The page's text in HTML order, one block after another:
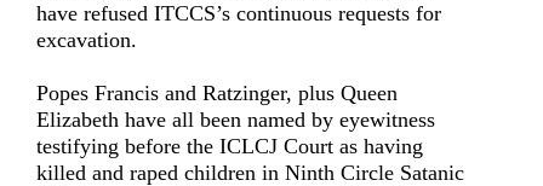
have refused ITCCS’s continuous requests for
excavation.
Popes Francis and Ratzinger, plus Queen
Elizabeth have all been named by eyewitness
testifying before the ICLCJ Court as having
killed and raped children in Ninth Circle Satanic